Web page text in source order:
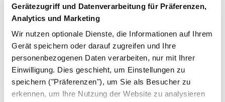
Gerätezugriff und Datenverarbeitung für Präferenzen,
Analytics und Marketing
Wir nutzen optionale Dienste, die Informationen auf Ihrem
Gerät speichern oder darauf zugreifen und Ihre
personenbezogenen Daten verarbeiten, nur mit Ihrer
Einwilligung. Dies geschieht, um Einstellungen zu
speichern ("Präferenzen"), um Sie als Besucher zu
erkennen, um Ihre Nutzung der Website zu analysieren